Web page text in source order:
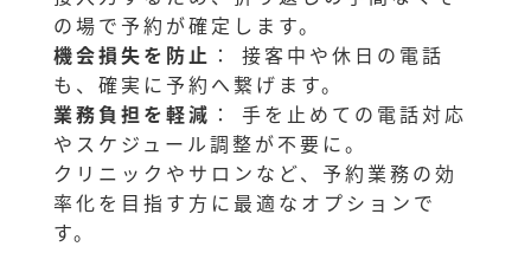
の場で予約が確定します。
機会損失を防止 ： 接客中や休日の電話
も、確実に予約へ繋げます。
業務負担を軽減 ： 手を止めての電話対応
やスケジュール調整が不要に。
クリニックやサロンなど、予約業務の効
率化を目指す方に最適なオプションで
す。